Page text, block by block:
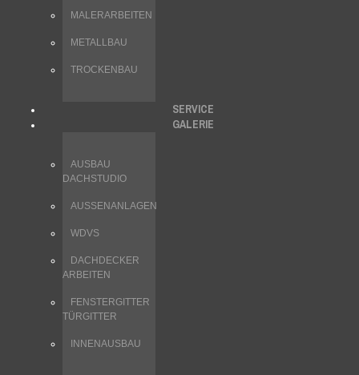
MALERARBEITEN
METALLBAU
TROCKENBAU
SERVICE
GALERIE
AUSBAU
DACHSTUDIO
AUSSENANLAGEN
WDVS
DACHDECKER
ARBEITEN
FENSTERGITTER
TÜRGITTER
INNENAUSBAU